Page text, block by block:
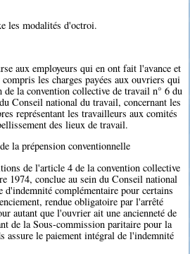
les modalités d'octroi.
aux employeurs qui en ont fait l'avance et
les charges payées aux ouvriers qui
de la convention collective de travail n° 6 du
Conseil national du travail, concernant les
représentant les travailleurs aux comités
des lieux de travail.
la prépension conventionnelle
de l'article 4 de la convention collective
1974, conclue au sein du Conseil national
complémentaire pour certains
rendue obligatoire par l'arrêté
autant que l'ouvrier ait une ancienneté de
de la Sous-commission paritaire pour la
assure le paiement intégral de l'indemnité